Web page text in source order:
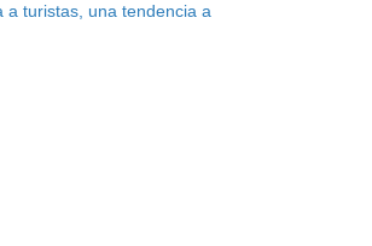
a turistas, una tendencia a